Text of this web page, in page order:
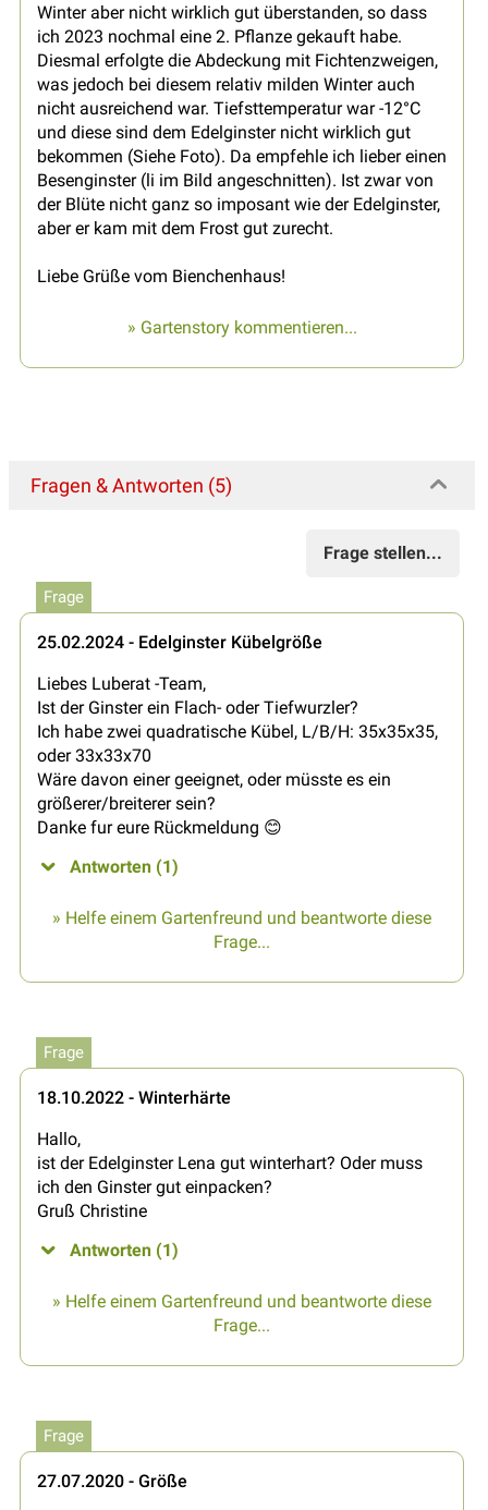
Winter aber nicht wirklich gut überstanden, so dass
ich 2023 nochmal eine 2. Pflanze gekauft habe.
Diesmal erfolgte die Abdeckung mit Fichtenzweigen,
was jedoch bei diesem relativ milden Winter auch
nicht ausreichend war. Tiefsttemperatur war -12°C
und diese sind dem Edelginster nicht wirklich gut
bekommen (Siehe Foto). Da empfehle ich lieber einen
Besenginster (li im Bild angeschnitten). Ist zwar von
der Blüte nicht ganz so imposant wie der Edelginster,
aber er kam mit dem Frost gut zurecht.
Liebe Grüße vom Bienchenhaus!
» Gartenstory kommentieren...
Fragen & Antworten (5)
Frage stellen...
Frage
25.02.2024 - Edelginster Kübelgröße
Liebes Luberat -Team,
Ist der Ginster ein Flach- oder Tiefwurzler?
Ich habe zwei quadratische Kübel, L/B/H: 35x35x35,
oder 33x33x70
Wäre davon einer geeignet, oder müsste es ein
größerer/breiterer sein?
Danke fur eure Rückmeldung 😊
Antworten (1)
» Helfe einem Gartenfreund und beantworte diese
Frage...
Frage
18.10.2022 - Winterhärte
Hallo,
ist der Edelginster Lena gut winterhart? Oder muss
ich den Ginster gut einpacken?
Gruß Christine
Antworten (1)
» Helfe einem Gartenfreund und beantworte diese
Frage...
Frage
27.07.2020 - Größe